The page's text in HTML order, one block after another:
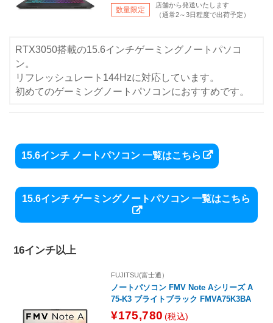
数量限定
店舗から発送いたします
（通常2～3日程度で出荷予定）
RTX3050搭載の15.6インチゲーミングノートパソコ
ン。
リフレッシュレート144Hzに対応しています。
初めてのゲーミングノートパソコンにおすすめです。
15.6インチ ノートパソコン 一覧はこちら
15.6インチ ゲーミングノートパソコン 一覧はこちら
16インチ以上
FUJITSU(富士通）
ノートパソコン FMV Note Aシリーズ A
75-K3 ブライトブラック FMVA75K3BA
¥175,780 (税込)